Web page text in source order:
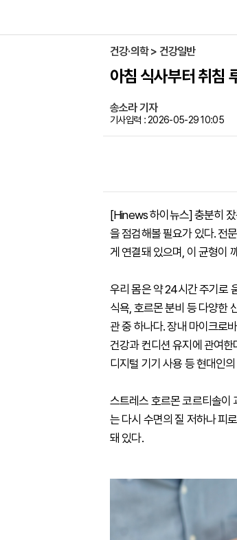
건강·의학 > 건강일반
아침 식사부터 취침
송소라 기자
기사입력 : 2026-05-29 10:05
[Hinews 하이뉴스] 충분히
을 점검해볼 필요가 있다. 전
게 연결돼 있으며, 이 균형이
우리 몸은 약 24시간 주기로
식욕, 호르몬 분비 등 다양한
관 중 하나다. 장내 마이크로
건강과 컨디션 유지에 관여한
디지털 기기 사용 등 현대인
스트레스 호르몬 코르티솔이
는 다시 수면의 질 저하나 피
돼 있다.